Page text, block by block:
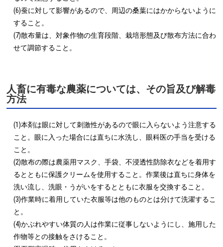
(6)蚕に対して影響があるので、周辺の桑葉にはかからないように
すること。
(7)散布量は、対象作物の生育段階、栽培形態及び散布方法に合わ
せて調節すること。
人畜に有毒な農薬については、その旨及び解毒
方法
(1)本剤は眼に対して刺激性があるので眼に入らないよう注意する
こと。眼に入った場合には直ちに水洗し、眼科医の手当を受ける
こと。
(2)散布の際は農薬用マスク、手袋、不浸透性防除衣などを着用す
るとともに保護クリームを使用すること。作業後は直ちに身体を
洗い流し、洗眼・うがいをするとともに衣服を交換すること。
(3)作業時に着用していた衣服等は他のものとは分けて洗濯するこ
と。
(4)かぶれやすい体質の人は作業に従事しないようにし、施用した
作物等との接触をさけること。